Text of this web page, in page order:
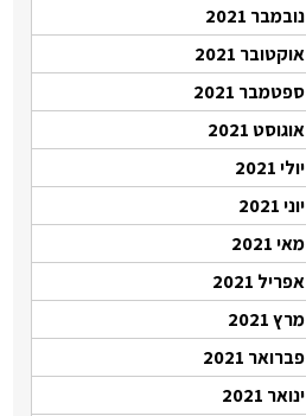
נובמבר 2021
אוקטובר 2021
ספטמבר 2021
אוגוסט 2021
יולי 2021
יוני 2021
מאי 2021
אפריל 2021
מרץ 2021
פברואר 2021
ינואר 2021